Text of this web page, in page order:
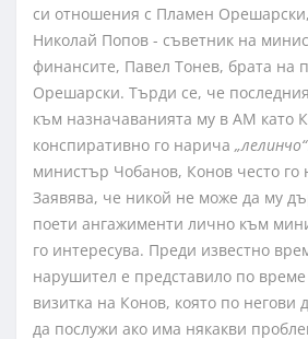
си отношения с Пламен
Николай Попов - съветник на
финансите, Павел Тонев, брата на
Орешарски. Търди се, че
към назначаванията му в АМ като
конспиративно го нарича „лелинчо“
министър Чобанов, Конов често го
Заявява, че никой не може да му
поети ангажименти лично към
го интересува. Преди известно
нарушител е представило по
визитка на Конов, която по негови
да послужи ако има някакви